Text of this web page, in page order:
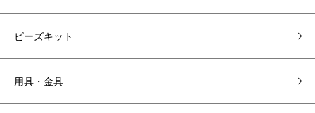
ビーズキット
用具・金具